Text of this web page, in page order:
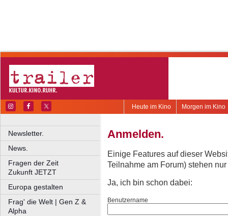
Morgen im Kino
Heute im Kino
Newsletter.
News.
Fragen der Zeit
Zukunft JETZT
Europa gestalten
Frag' die Welt | Gen Z &
Alpha
Anmelden.
Einige Features auf dieser
Teilnahme am Forum) stehen
Ja, ich bin schon dabei:
Benutzername